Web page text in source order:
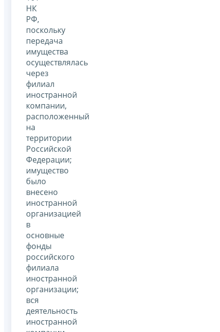
НК
РФ,
поскольку
передача
имущества
осуществлялась
через
филиал
иностранной
компании,
расположенный
на
территории
Российской
Федерации;
имущество
было
внесено
иностранной
организацией
в
основные
фонды
российского
филиала
иностранной
организации;
вся
деятельность
иностранной